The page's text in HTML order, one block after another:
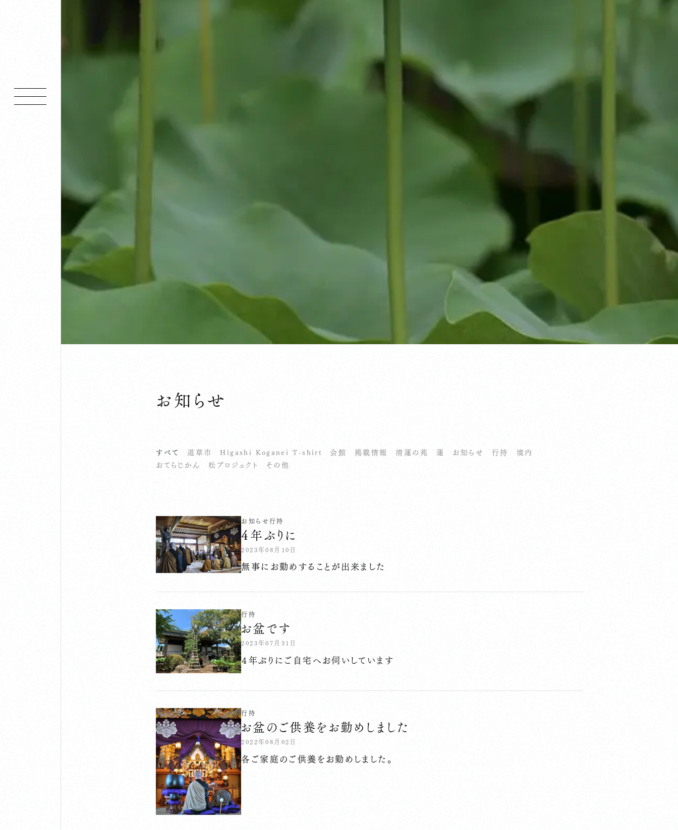
お知らせ
すべて 道草市 Higashi Koganei T-shirt 会館 掲載情報 清蓮の苑 蓮 お知らせ 行持
境内
おてらじかん
松プロジェクト その他
お知らせ行持
４年ぶりに
2023年08月10日
無事にお勤めすることが出来ました
行持
お盆です
2023年07月31日
４年ぶりにご自宅へお伺いしています
行持
お盆のご供養をお勤めしました
2022年08月02日
各ご家庭のご供養をお勤めしました。